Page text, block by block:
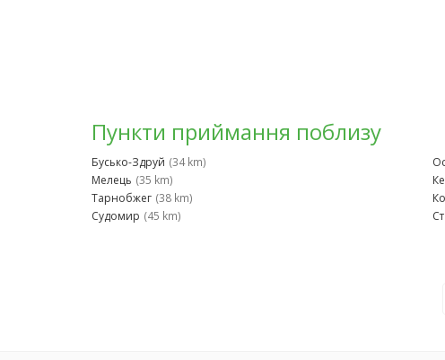
Пункти приймання поблизу
Бусько-Здруй (34 km)
Мелець (35 km)
Тарнобжег (38 km)
Судомир (45 km)